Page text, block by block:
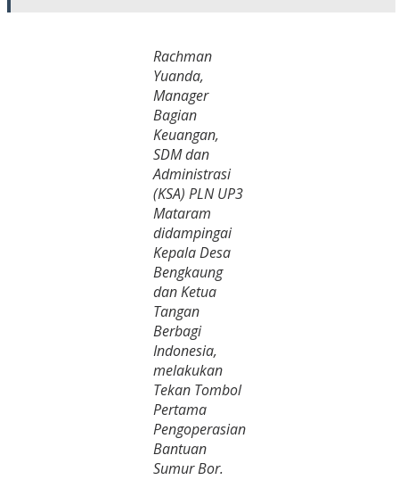
Rachman
Yuanda,
Manager
Bagian
Keuangan,
SDM dan
Administrasi
(KSA) PLN UP3
Mataram
didampingai
Kepala Desa
Bengkaung
dan Ketua
Tangan
Berbagi
Indonesia,
melakukan
Tekan Tombol
Pertama
Pengoperasian
Bantuan
Sumur Bor.